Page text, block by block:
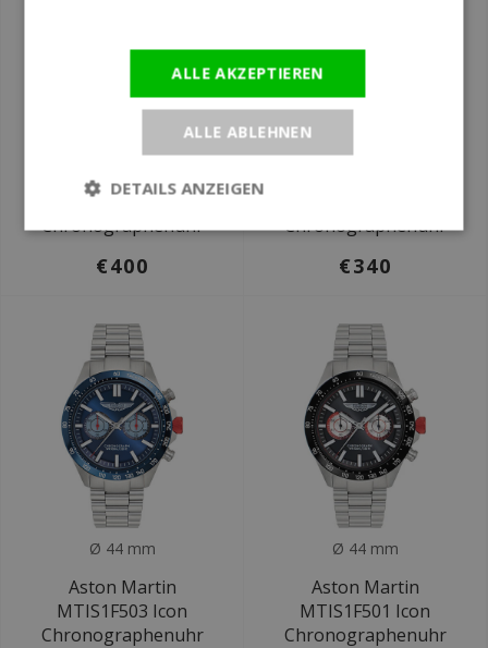
Aston Martin
MTIS1F504 Icon
Chronographenuhr
€400
Chronographenuhr
€340
Ø 44 mm
Aston Martin
MTIS1F503 Icon
Chronographenuhr
Ø 44 mm
Aston Martin
MTIS1F501 Icon
Chronographenuhr
ALLE AKZEPTIEREN
ALLE ABLEHNEN
DETAILS ANZEIGEN